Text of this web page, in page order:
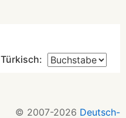
Türkisch:
© 2007-2026 Deutsch-